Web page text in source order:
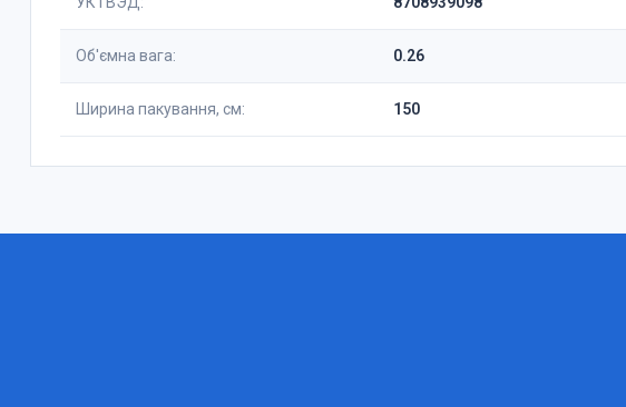
Об'ємна вага: 0.26
Ширина пакування, см: 150